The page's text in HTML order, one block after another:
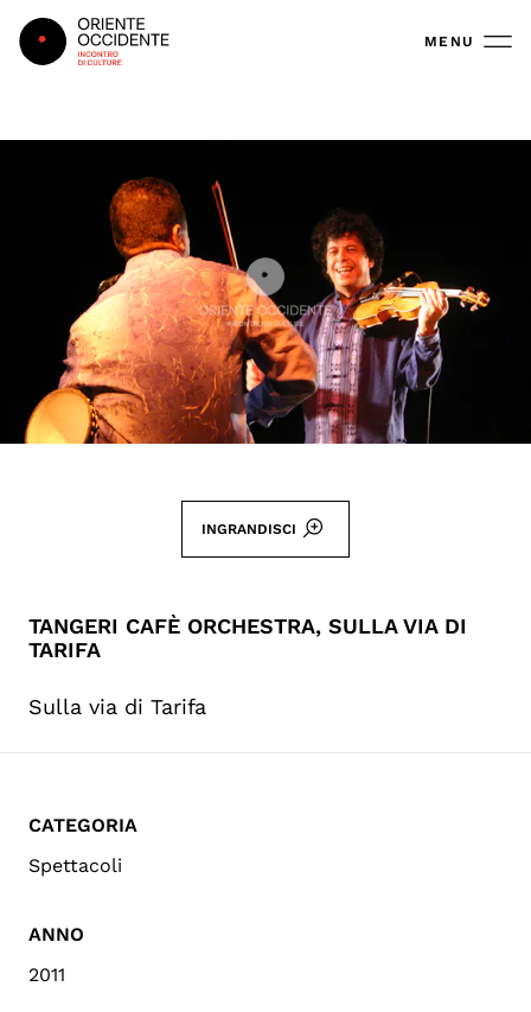
Oriente Occidente MENU
INGRANDISCI
TANGERI CAFÈ ORCHESTRA, SULLA VIA DI
TARIFA
Sulla via di Tarifa
CATEGORIA
Spettacoli
ANNO
2011